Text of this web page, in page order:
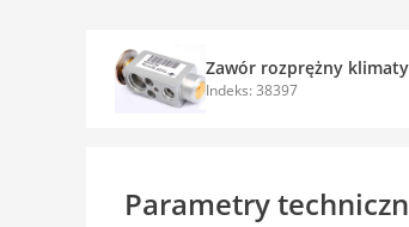
Zawór rozprężny
Indeks: 38397
Parametry